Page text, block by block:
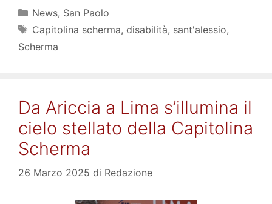
Categorie
News, San Paolo
Tag
Capitolina scherma, disabilità, sant'alessio,
Scherma
Da Ariccia a Lima s’illumina il
cielo stellato della Capitolina
Scherma
26 Marzo 2025 di Redazione